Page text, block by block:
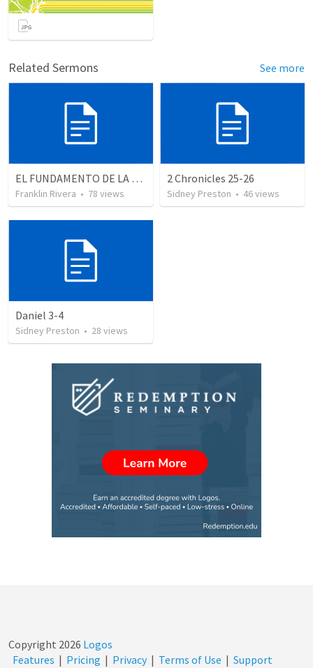
Related Sermons See more
EL FUNDAMENTO DE LA EXCELENCIA - Parte 2 | The foundation of excellence - Part 2
Franklin Rivera • 78 views
2 Chronicles 25-26
Sidney Preston • 46views
Daniel 3-4
Sidney Preston • 28 views
Copyright 2026 Logos
Features | Pricing | Privacy | Terms of Use | Support